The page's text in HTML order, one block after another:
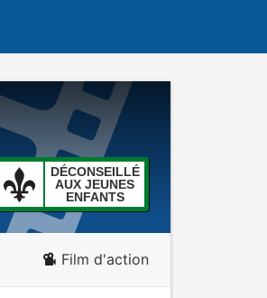
DÉCONSEILLÉ
AUX JEUNES
ENFANTS
Film d'action